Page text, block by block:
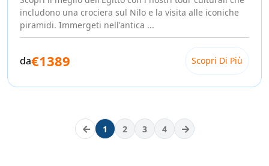
includono una crociera sul Nilo e la visita alle iconiche
piramidi. Immergeti nell'antica ...
da€1389 Scopri Di Più
1 2 3 4